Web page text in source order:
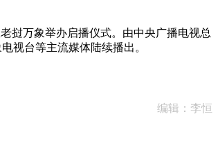
挝万象举办启播仪式。由中央广播电视总
视台等主流媒体陆续播出。
编辑：李恒